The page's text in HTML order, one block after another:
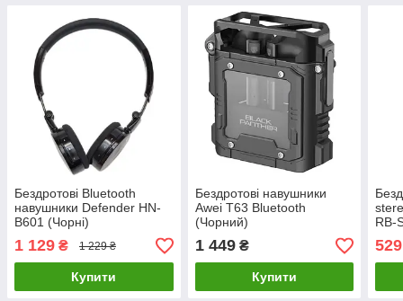
Бездротові Bluetooth
навушники Defender HN-
B601 (Чорні)
1 129 ₴ 1 229 ₴
Купити
Бездротові навушники
Awei T63 Bluetooth
(Чорний)
1 449₴
Купити
RB-
529